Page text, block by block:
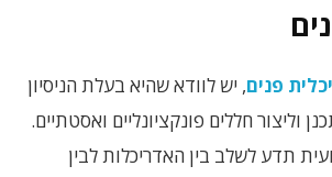
פנים, יש לוודא שהיא בעלת הניסיון
וליצור חללים פונקציונליים ואסטתיים.
תדע לשלב בין האדריכלות לבין